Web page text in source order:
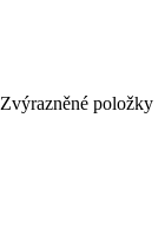
Zvýrazněné položky